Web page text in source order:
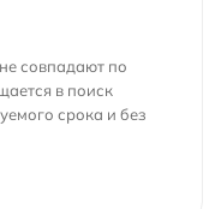
совпадают по
в поиск
срока и без